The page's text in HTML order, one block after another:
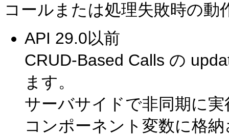
コールまたは処理失敗時の動
API 29.0以前
CRUD-Based Calls の
ます。
サーバサイドで非同期に
コンポーネント変数に格